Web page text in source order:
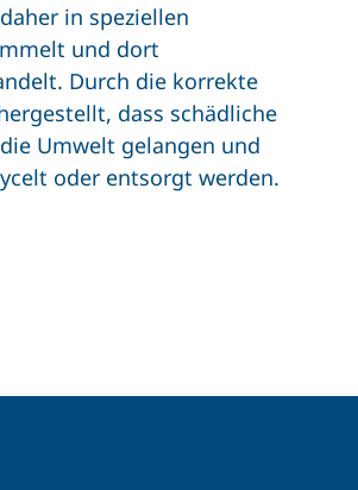
in speziellen
und dort
Durch die korrekte
dass schädliche
Umwelt gelangen und
oder entsorgt werden.